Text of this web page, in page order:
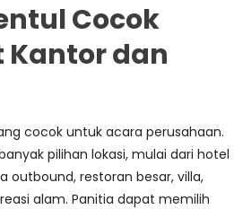
Cocok
Kantor dan
cocok untuk acara perusahaan.
pilihan lokasi, mulai dari hotel
outbound, restoran besar, villa,
alam. Panitia dapat memilih